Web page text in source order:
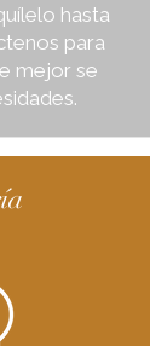
hasta
para
mejor se